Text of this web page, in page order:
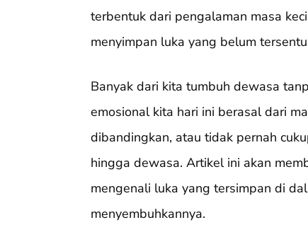
terbentuk dari pengalaman masa
menyimpan luka yang belum
Banyak dari kita tumbuh dewasa
emosional kita hari ini berasal dari
dibandingkan, atau tidak pernah
hingga dewasa. Artikel ini akan
mengenali luka yang tersimpan di
menyembuhkannya.